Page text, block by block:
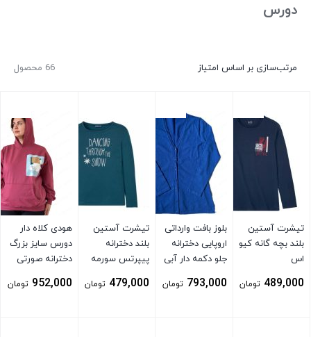
دورس
66 محصول مرتب‌سازی بر اساس امتیاز
تیشرت آستین
بلند بچه گانه کیو
اس
489,000 تومان
بلوز بافت وارداتی
اروپایی دخترانه
جلو دکمه دار آبی
793,000 تومان
تیشرت آستین
بلند دخترانه
پیپرتس سورمه
479,000 تومان
هودی کلاه دار
دورس سایز بزرگ
دخترانه صورتی
952,000 تومان